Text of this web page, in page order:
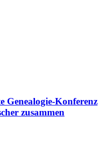
Genealogie-Konferenz
zusammen